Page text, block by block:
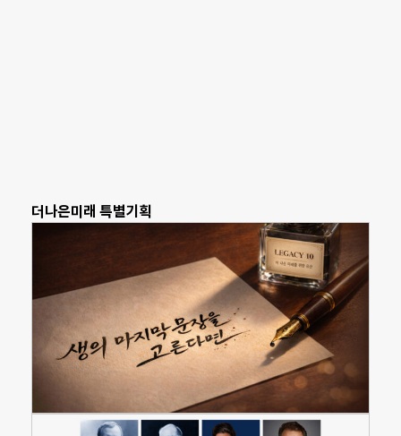
더나은미래 특별기획